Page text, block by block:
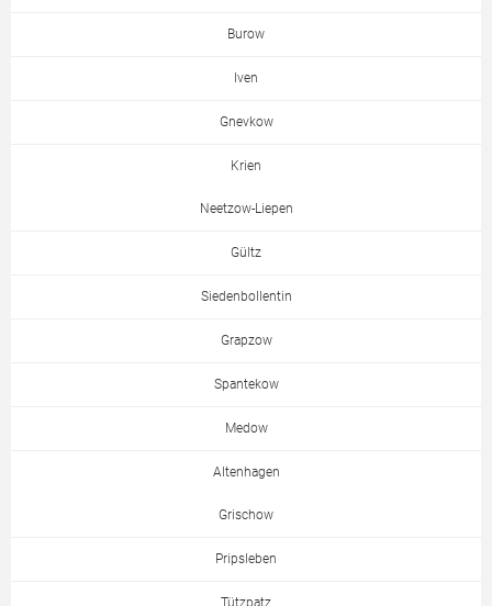
Burow
Iven
Gnevkow
Krien
Neetzow-Liepen
Gültz
Siedenbollentin
Grapzow
Spantekow
Medow
Altenhagen
Grischow
Pripsleben